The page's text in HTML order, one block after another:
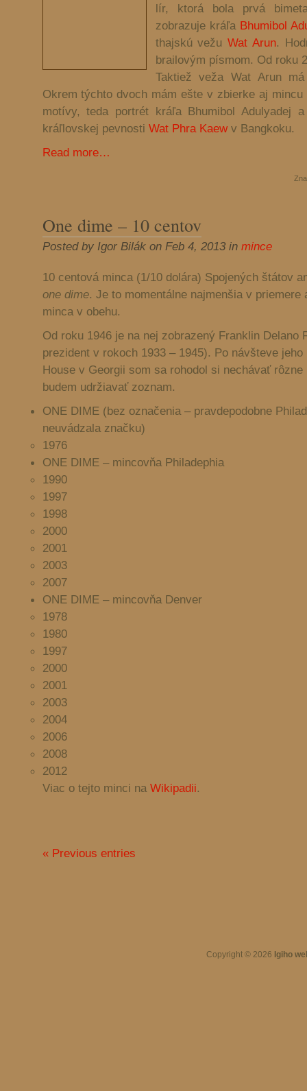
lír, ktorá bola prvá
zobrazuje kráľa Bhumibol
thajskú vežuWat Arun.
brailovým písmom. Od roku
Taktiež veža Wat Arun
Okrem týchto dvoch mám ešte v zbierke aj
motívy, teda portrét kráľa Bhumibol Adulyadej
kráľlovskej pevnosti Wat Phra Kaewv Bangkoku.
Read more…
One dime – 10 centov
Posted by Igor Bilák on Feb 4, 2013 in mince
10 centová minca (1/10 dolára) Spojených štátov
one dime. Je to momentálne najmenšia v priemere
minca v obehu.
Od roku 1946 je na nej zobrazený Franklin Delano
prezident v rokoch 1933 – 1945). Po návšteve
House v Georgii som sa rohodol si nechávať
budem udržiavať zoznam.
ONE DIME (bez označenia – pravdepodobne
neuvádzala značku)
1976
ONE DIME – mincovňa Philadephia
1990
1997
1998
2000
2001
2003
2007
ONE DIME – mincovňa Denver
1978
1980
1997
2000
2001
2003
2004
2006
2008
2012
Viac o tejto minci na Wikipadii.
« Previous entries
Copyright © 2026 Igiho